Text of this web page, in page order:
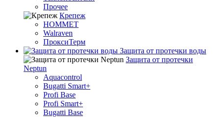
Прочее
Крепеж
HOMMET
Walraven
ПроксиТерм
Защита от протечки воды
Защита от протечки
Neptun
Aquacontrol
Bugatti Smart+
Profi Base
Profi Smart+
Bugatti Base